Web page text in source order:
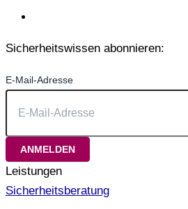
Sicherheitswissen abonnieren:
E-Mail-Adresse
Leistungen
Sicherheitsberatung